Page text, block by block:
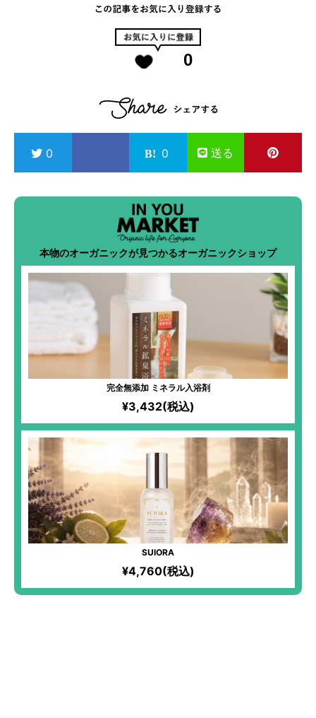
0
0 0 送る
本物のオーガニックが見つかるオーガニックショップ
完全無添加 ミネラル入浴剤
¥3,432(税込)
SUIORA
¥4,760(税込)